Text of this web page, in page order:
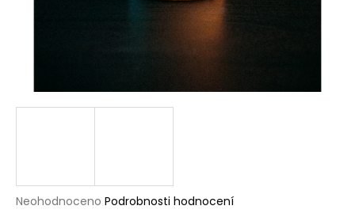
Průměrné
Neohodnoceno Podrobnosti hodnocení
?
HLEDAT